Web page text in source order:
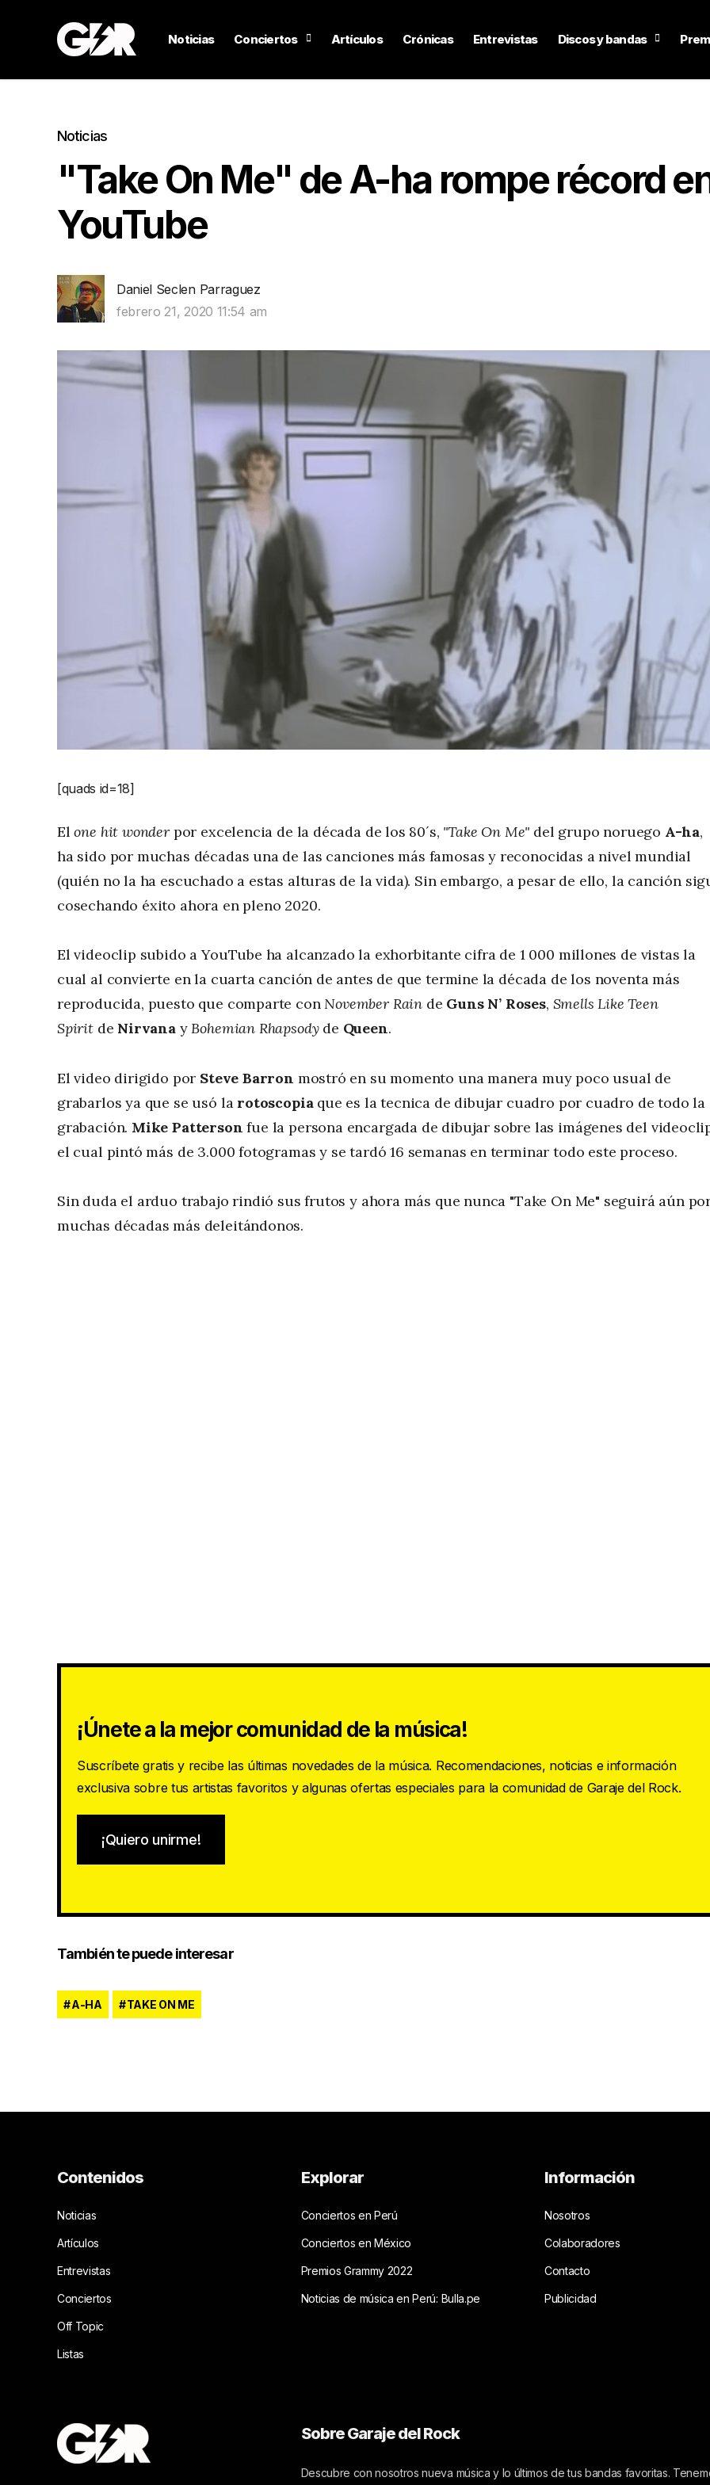
Noticias Conciertos Artículos Crónicas Entrevistas Discos y bandas
Noticias
"Take On Me" de A-ha rompe récord
YouTube
Daniel Seclen Parraguez
febrero 21, 2020 11:54 am
[quads id=18]
Elone hit wonder por excelencia de la década de los 80´s, "Take On Me" del grupo noruego A-ha,
ha sido por muchas décadas una de las canciones más famosas y reconocidas a nivel mundial
(quién no la ha escuchado a estas alturas de la vida). Sin embargo, a pesar de ello, la canción
cosechando éxito ahora en pleno 2020.
El videoclip subido a YouTube ha alcanzado la exhorbitante cifra de 1 000 millones de vistas la
cual al convierte en la cuarta canción de antes de que termine la década de los noventa más
reproducida, puesto que comparte conNovember Rain de Guns N’ Roses, Smells Like Teen
Spirit de Nirvana yBohemian Rhapsodyde Queen.
El video dirigido por Steve Barron mostró en su momento una manera muy poco usual de
grabarlos ya que se usó larotoscopia que es la tecnica de dibujar cuadro por cuadro de todo la
grabación. Mike Pattersonfue la persona encargada de dibujar sobre las imágenes del
el cual pintó más de 3.000 fotogramas y se tardó 16 semanas en terminar todo este proceso.
Sin duda el arduo trabajo rindió sus frutos y ahora más que nunca "Take On Me" seguirá aún
muchas décadas más deleitándonos.
¡Únete a la mejor comunidad de la música!
Suscríbete gratis y recibe las últimas novedades de la música. Recomendaciones, noticias e información
exclusiva sobre tus artistas favoritos y algunas ofertas especiales para la comunidad de Garaje del Rock.
¡Quiero unirme!
También te puede interesar
A-HA TAKE ON ME
Contenidos
Noticias
Artículos
Entrevistas
Conciertos
Off Topic
Listas
Explorar
Conciertos en Perú
Conciertos en México
Premios Grammy 2022
Noticias de música en Perú: Bulla.pe
Información
Nosotros
Colaboradores
Contacto
Publicidad
Sobre Garaje del Rock
Descubre con nosotros nueva música y lo últimos de tus bandas favoritas.